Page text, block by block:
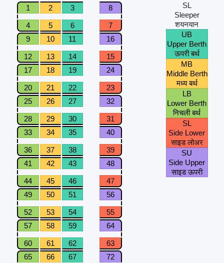
1
2 3 8
4 5 6
7
9
10 11 16
12 13 14
15
17
18 19 24
20 21 22
23
25
26 27 32
28 29 30
31
33
34 35 40
36 37 38
39
41
42 43 48
44 45 46
47
49
50 51 56
52 53 54
55
57
58 59 64
60 61 62
63
65
66 67 72
SL
Sleeper
शयनयान
UB
Upper Berth
ऊपरी बर्थ
MB
Middle Berth
मध्य बर्थ
LB
Lower Berth
निचली बर्थ
SL
Side Lower
साइड लोअर
SU
Side Upper
साइड ऊपरी